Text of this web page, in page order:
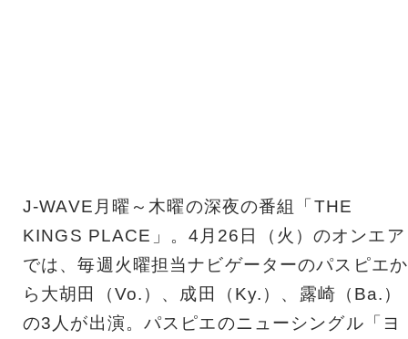
J-WAVE月曜～木曜の深夜の番組「THE
KINGS PLACE」。4月26日（火）のオンエア
では、毎週火曜担当ナビゲーターのパスピエか
ら大胡田（Vo.）、 成田（Ky.）、露崎（Ba.）
の3人が出演。 パスピエのニューシングル「ヨ